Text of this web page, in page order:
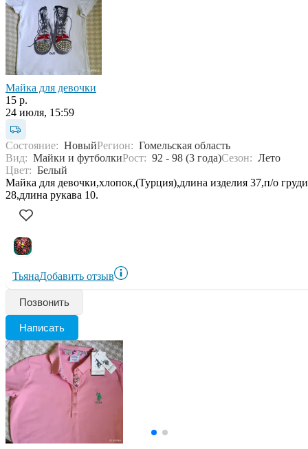
Майка для девочки
15 р.
24 июля, 15:59
Состояние: НовыйРегион: Гомельская область
Вид: Майки и футболкиРост: 92 - 98 (3 года)Сезон: Лето
Цвет: Белый
Майка для девочки,хлопок,(Турция),длина изделия 37,п/о груди
28,длина рукава 10.
ТьянаДобавить отзыв
Позвонить
Написать